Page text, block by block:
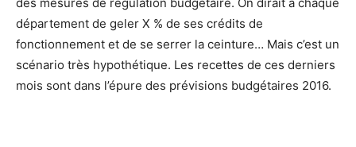
département de geler X % de ses crédits de
fonctionnement et de se serrer la ceinture… Mais c’est un
scénario très hypothétique. Les recettes de ces derniers
mois sont dans l’épure des prévisions budgétaires 2016.